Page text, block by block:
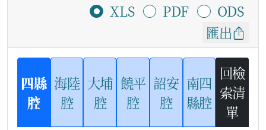
XLS
PDF
ODS
匯出
四縣
腔
海陸
腔
大埔
腔
饒平
腔
詔安
腔
南四
縣腔
回檢
索清
單